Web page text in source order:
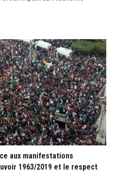
aux manifestations
1963/2019 et le respect